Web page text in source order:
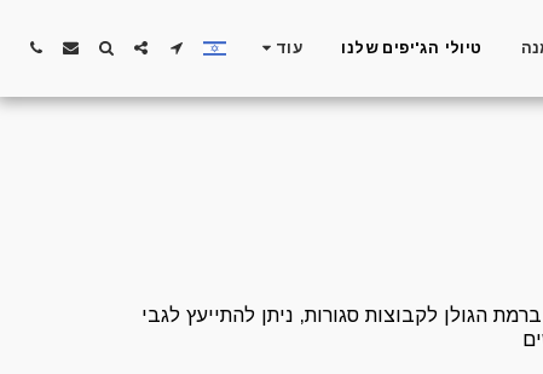
טיולי הג'יפים שלנו עוד
הגולן לקבוצות סגורות, ניתן להתייעץ לגבי